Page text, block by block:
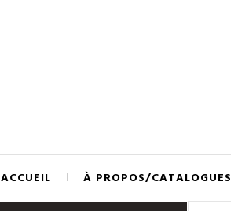
ACCUEIL À PROPOS/CATALOGUES